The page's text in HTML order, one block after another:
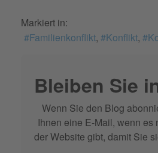
Markiert in:
Familienkonflikt
Konflikt
Bleiben Sie
Wenn Sie den Blog
Ihnen eine E-Mail, wenn es
der Website gibt, damit Sie